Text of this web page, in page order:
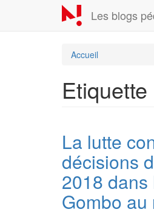
contenu
Les blogs
Accueil
La lutte
décisions
2018 dans
Gombo